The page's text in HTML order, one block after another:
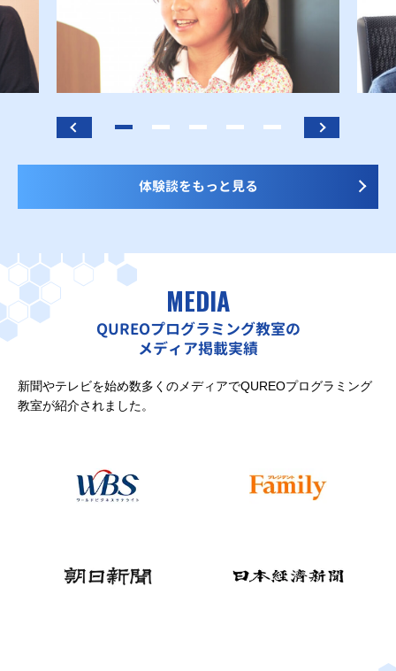
体験談をもっと見る
MEDIA
QUREOプログラミング教室の
メディア掲載実績
新聞やテレビを始め数多くのメディアでQUREOプログラミング
教室が紹介されました。